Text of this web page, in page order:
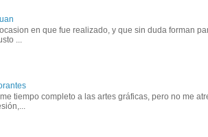
en que fue realizado, y que sin duda forman
...
tiempo completo a las artes gráficas, pero no me